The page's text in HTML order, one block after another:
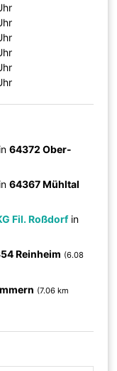
in64372 Ober-
in64367 Mühltal
Fil. Roßdorfin
Reinheim (6.08
(7.06 km